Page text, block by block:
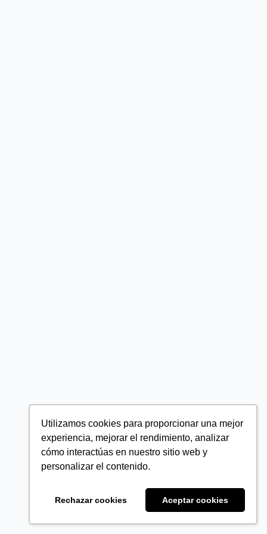
Utilizamos cookies para proporcionar una mejor
experiencia, mejorar el rendimiento, analizar
cómo interactúas en nuestro sitio web y
personalizar el contenido.
Rechazar cookies Aceptar cookies